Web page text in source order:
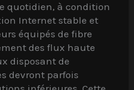
quotidien, à condition
Internet stable et
équipés de fibre
des flux haute
disposant de
devront parfois